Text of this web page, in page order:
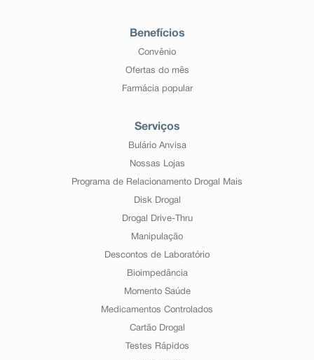
Benefícios
Convênio
Ofertas do mês
Farmácia popular
Serviços
Bulário Anvisa
Nossas Lojas
Programa de Relacionamento Drogal Mais
Disk Drogal
Drogal Drive-Thru
Manipulação
Descontos de Laboratório
Bioimpedância
Momento Saúde
Medicamentos Controlados
Cartão Drogal
Testes Rápidos